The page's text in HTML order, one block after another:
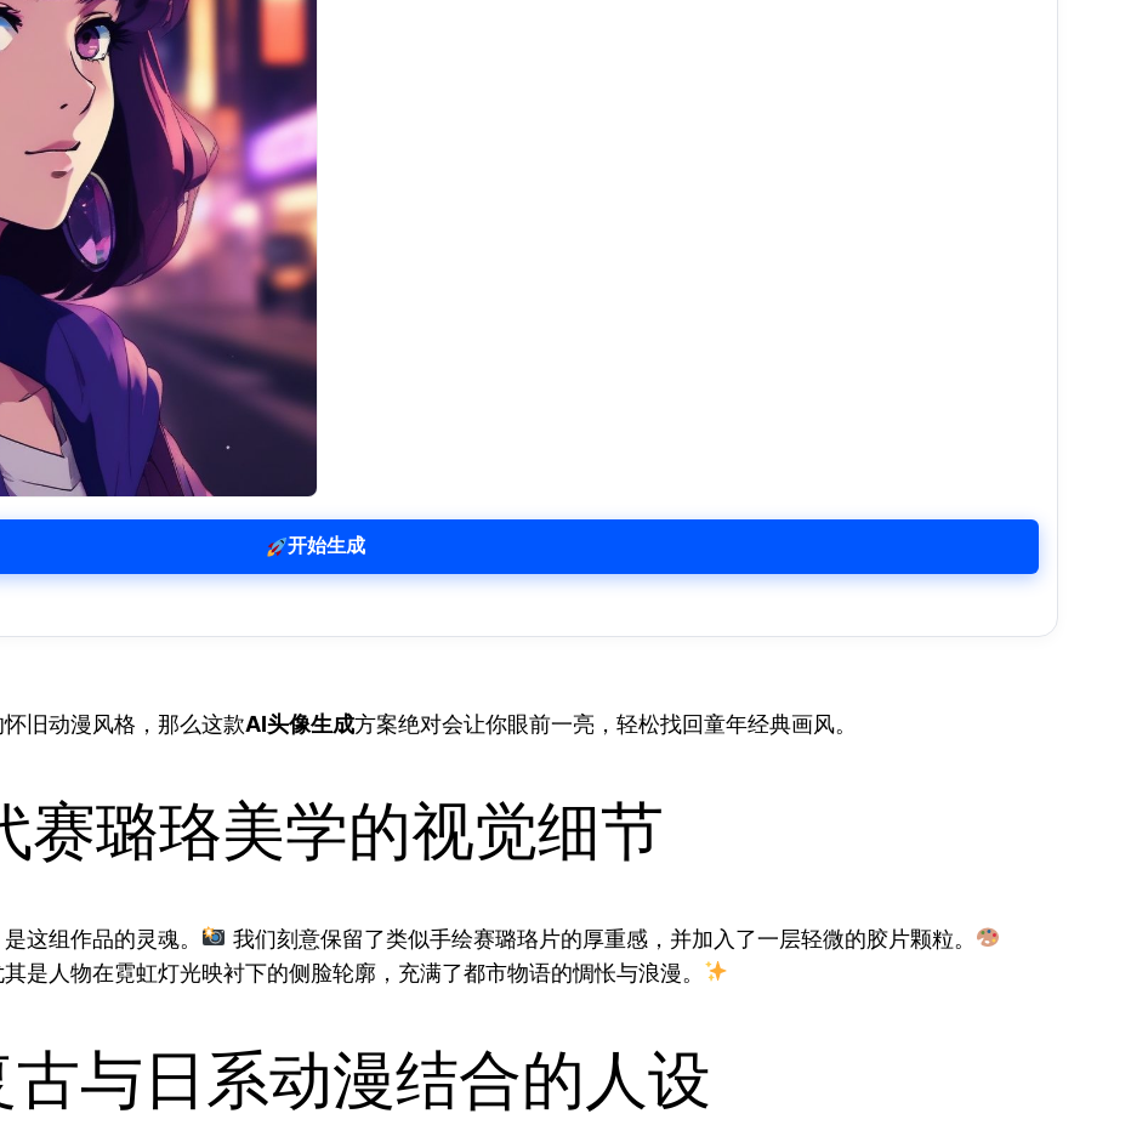
开始生成
旧动漫风格，那么这款AI头像生成方案绝对会让你眼前一亮，轻松找回童年经典画风。
赛璐珞美学的视觉细节
这组作品的灵魂。
我们刻意保留了类似手绘赛璐珞片的厚重感，并加入了一层轻微的胶片颗粒。
是人物在霓虹灯光映衬下的侧脸轮廓，充满了都市物语的惆怅与浪漫。
与日系动漫结合的人设